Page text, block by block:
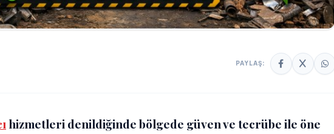
PAYLAŞ:
hizmetleri denildiğinde bölgede güven ve tecrübe ile öne